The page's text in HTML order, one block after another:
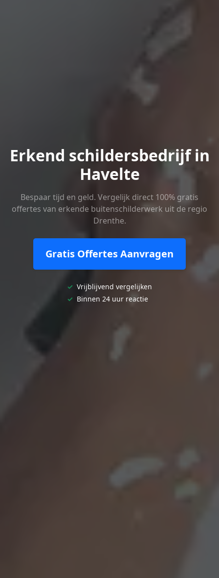
Erkend schildersbedrijf in
Havelte
Bespaar tijd en geld. Vergelijk direct 100% gratis
offertes van erkende buitenschilderwerk uit de regio
Drenthe.
Gratis Offertes Aanvragen
✓ Vrijblijvend vergelijken
✓ Binnen 24 uur reactie